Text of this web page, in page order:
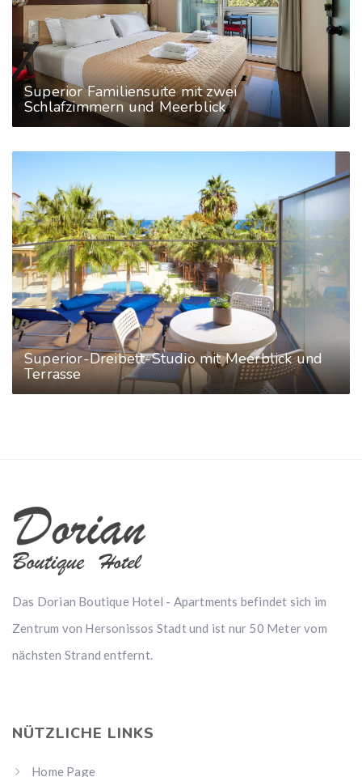
Superior Familiensuite mit zwei
Schlafzimmern und Meerblick
Superior-Dreibett-Studio mit Meerblick und
Terrasse
Das Dorian Boutique Hotel - Apartments befindet sich im
Zentrum von Hersonissos Stadt und ist nur 50 Meter vom
nächsten Strand entfernt.
NÜTZLICHE LINKS
Home Page